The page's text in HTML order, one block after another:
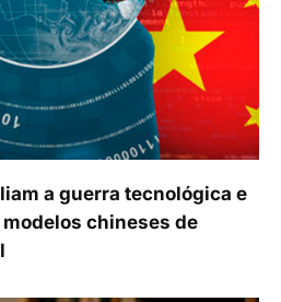
a guerra tecnológica e
chineses de